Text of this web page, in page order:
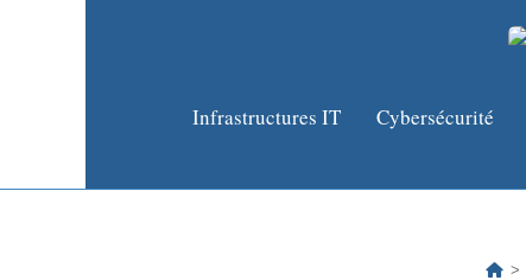
Infrastructures IT Cybersécurité
>